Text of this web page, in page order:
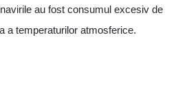
au fost consumul excesiv de
a temperaturilor atmosferice.